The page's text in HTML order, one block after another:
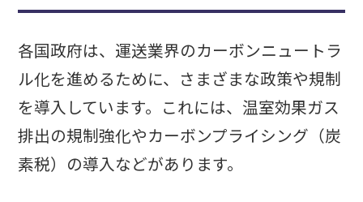
各国政府は、運送業界のカーボンニュートラ
ル化を進めるために、さまざまな政策や規制
を導入しています。これには、温室効果ガス
排出の規制強化やカーボンプライシング（炭
素税）の導入などがあります。